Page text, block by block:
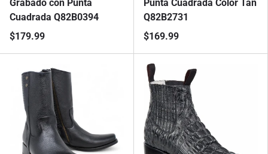
Grabado con Punta
Cuadrada Q82B0394
$179.99
Punta Cuadrada Color Tan
Q82B2731
$169.99